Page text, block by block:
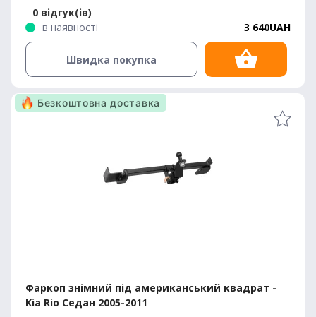
0 відгук(ів)
в наявності
3 640UAH
Швидка покупка
Фаркоп знімний під американський квадрат -
Kia Rio Седан 2005-2011
Безкоштовна доставка